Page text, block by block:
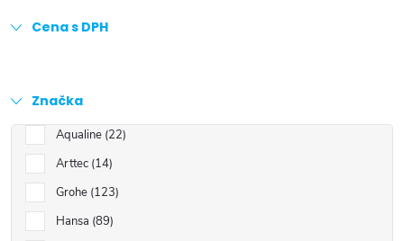
Cena s DPH
Značka
Aqualine 22
Arttec 14
Grohe 123
Hansa 89